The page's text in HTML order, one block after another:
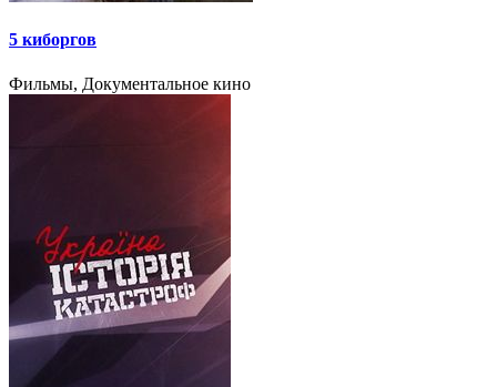
5 киборгов
Фильмы, Документальное кино